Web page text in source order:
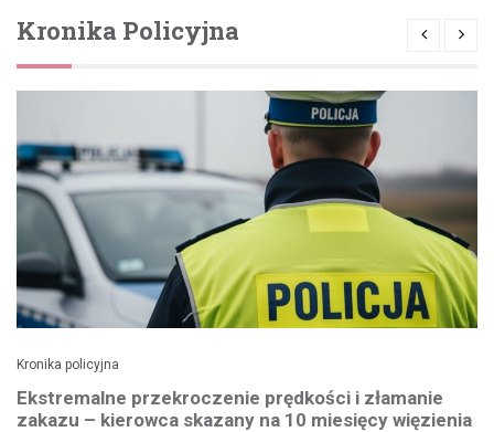
Kronika Policyjna
Kronika policyjna
Ekstremalne przekroczenie prędkości i złamanie
zakazu – kierowca skazany na 10 miesięcy więzienia